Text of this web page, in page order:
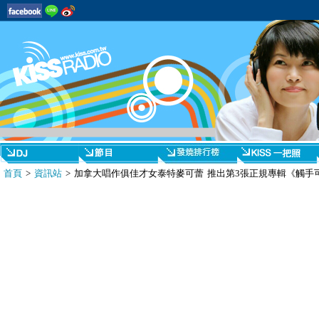
首頁 > 資訊站 > 加拿大唱作俱佳才女泰特麥可蕾 推出第3張正規專輯《觸手